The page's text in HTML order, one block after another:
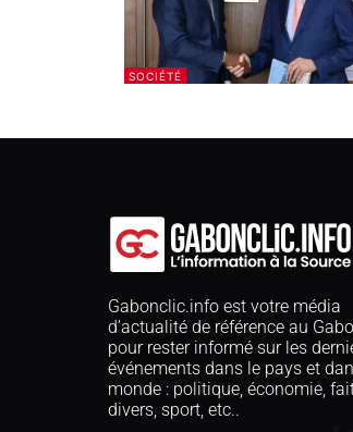
SOCIÉTÉ
Gabonclic.info est votre média
d’actualité de référence au
pour rester informé sur les
événements dans le pays et
monde : politique, économie,
divers, sport, etc..